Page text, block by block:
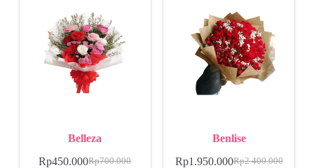
Belleza
Rp700.000
Rp450.000
Benlise
Rp2.400.000
Rp1.950.000